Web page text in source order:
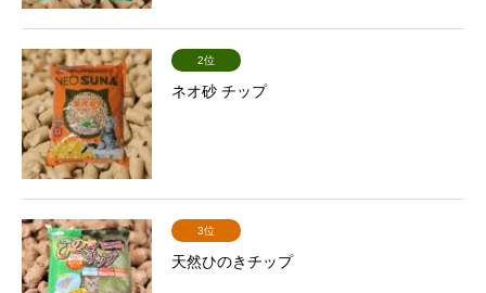
2位
ネオ砂 チップ
3位
天然ひのきチップ